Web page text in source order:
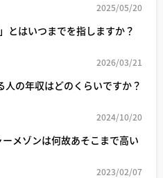
2025/05/20
とはいつまでを指しますか？
2026/03/21
の年収はどのくらいですか？
2024/10/20
メゾンは何故あそこまで高い
2023/02/07